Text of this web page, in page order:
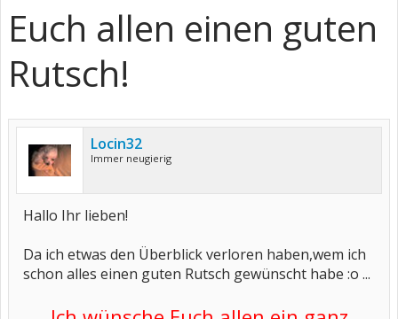
Euch allen einen guten
Rutsch!
Locin32
Immer neugierig
Hallo Ihr lieben!
Da ich etwas den Überblick verloren haben,wem ich
schon alles einen guten Rutsch gewünscht habe :o ...